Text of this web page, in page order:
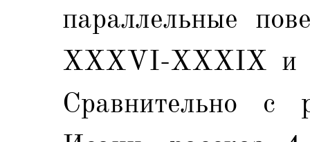
параллельные
XXXVI-XXXIX
Сравнительно с